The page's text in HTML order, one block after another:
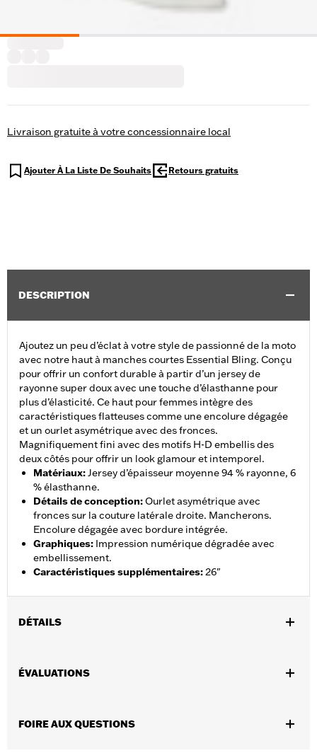
Livraison gratuite à votre concessionnaire local
Ajouter À La Liste De Souhaits Retours gratuits
DESCRIPTION
Ajoutez un peu d’éclat à votre style de passionné de la moto
avec notre haut à manches courtes Essential Bling. Conçu
pour offrir un confort durable à partir d’un jersey de
rayonne super doux avec une touche d’élasthanne pour
plus d’élasticité. Ce haut pour femmes intègre des
caractéristiques flatteuses comme une encolure dégagée
et un ourlet asymétrique avec des fronces.
Magnifiquement fini avec des motifs H-D embellis des
deux côtés pour offrir un look glamour et intemporel.
Matériaux:Jersey d’épaisseur moyenne 94 % rayonne, 6
% élasthanne.
Détails de conception:Ourlet asymétrique avec
fronces sur la couture latérale droite. Mancherons.
Encolure dégagée avec bordure intégrée.
Graphiques: Impression numérique dégradée avec
embellissement.
Caractéristiques supplémentaires:26"
DÉTAILS
GARANTIE:Garantie limitée de 90 jours – Rendez-vous sur
ÉVALUATIONS
FOIRE AUX QUESTIONS